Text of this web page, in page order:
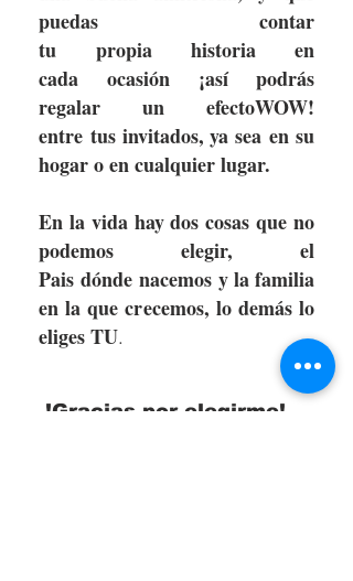
puedas contar
tu propia historia en
cada ocasión ¡así podrás
regalar un efectoWOW!
entre tus invitados, ya sea en su
hogar o en cualquier lugar.
En la vida hay dos cosas que no
podemos elegir, el
Pais dónde nacemos y la familia
en la que crecemos, lo demás lo
eliges TU.
!Gracias por elegirme!